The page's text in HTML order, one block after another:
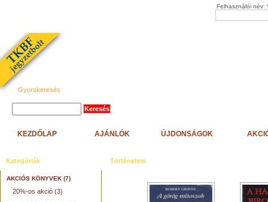
Felhasználói név:
Gyorskeresés
KEZDŐLAP AJÁNLÓK ÚJDONSÁGOK
Kategóriák
AKCIÓS KÖNYVEK (7)
20%-os akció (3)
Történelem